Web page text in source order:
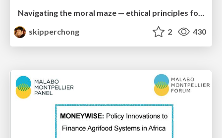
skipperchong
2 430